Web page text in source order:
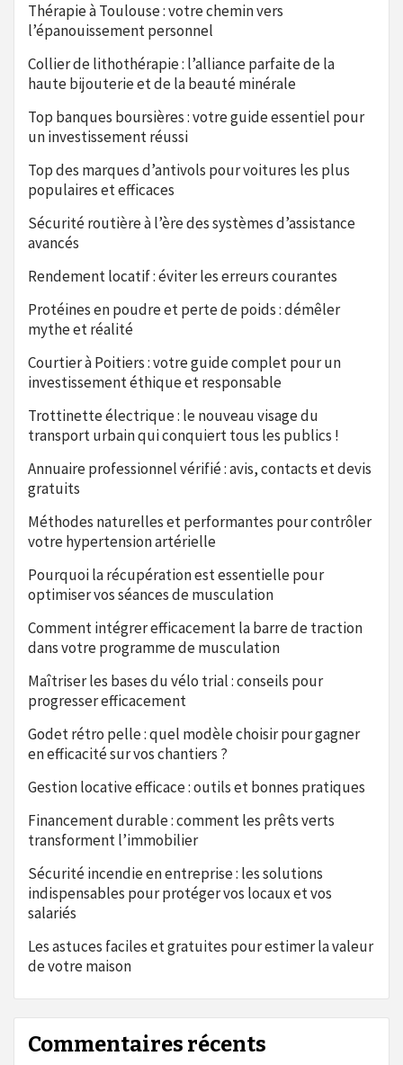
Thérapie à Toulouse : votre chemin vers
l’épanouissement personnel
Collier de lithothérapie : l’alliance parfaite de la
haute bijouterie et de la beauté minérale
Top banques boursières : votre guide essentiel pour
un investissement réussi
Top des marques d’antivols pour voitures les plus
populaires et efficaces
Sécurité routière à l’ère des systèmes d’assistance
avancés
Rendement locatif : éviter les erreurs courantes
Protéines en poudre et perte de poids : démêler
mythe et réalité
Courtier à Poitiers : votre guide complet pour un
investissement éthique et responsable
Trottinette électrique : le nouveau visage du
transport urbain qui conquiert tous les publics !
Annuaire professionnel vérifié : avis, contacts et devis
gratuits
Méthodes naturelles et performantes pour contrôler
votre hypertension artérielle
Pourquoi la récupération est essentielle pour
optimiser vos séances de musculation
Comment intégrer efficacement la barre de traction
dans votre programme de musculation
Maîtriser les bases du vélo trial : conseils pour
progresser efficacement
Godet rétro pelle : quel modèle choisir pour gagner
en efficacité sur vos chantiers ?
Gestion locative efficace : outils et bonnes pratiques
Financement durable : comment les prêts verts
transforment l’immobilier
Sécurité incendie en entreprise : les solutions
indispensables pour protéger vos locaux et vos
salariés
Les astuces faciles et gratuites pour estimer la valeur
de votre maison
Commentaires récents